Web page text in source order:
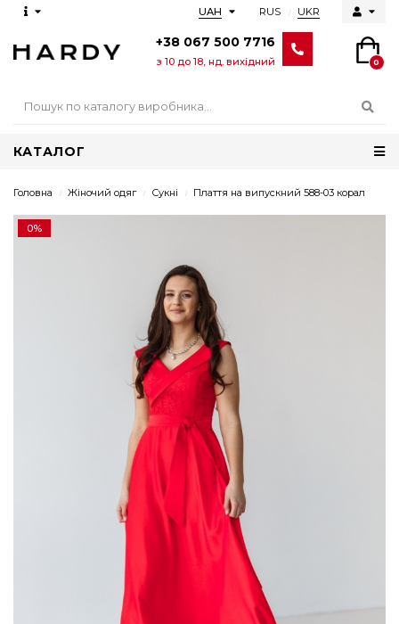
RUS UKR
UAH
+38 067 500 7716
з 10 до 18, нд. вихідний 0
КАТАЛОГ
Головна Жіночий одяг Сукні Плаття на випускний 588-03 корал
0%